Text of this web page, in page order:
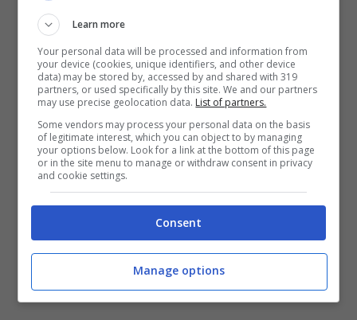
romagnolo e al neo-campione del mondo
Jorge Martin per avere
in squadra un
fenomeno come il catalano.Sarà stato un
azzardo? Lo scopriremo solo vivendo.
La confessione di Marc
Marquez
Learn more
Your personal data will be processed and information from
your device (cookies, unique identifiers, and other device
data) may be stored by, accessed by and shared with 319
partners, or used specifically by this site. We and our partners
may use precise geolocation data. List of partners.
Some vendors may process your personal data on the basis
of legitimate interest, which you can object to by managing
your options below. Look for a link at the bottom of this page
or in the site menu to manage or withdraw consent in privacy
and cookie settings.
Consent
Manage options